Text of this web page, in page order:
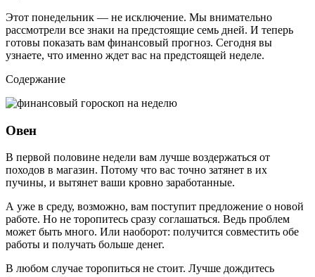
Этот понедельник — не исключение. Мы внимательно
рассмотрели все знаки на предстоящие семь дней. И теперь
готовы показать вам финансовый прогноз. Сегодня вы
узнаете, что именно ждет вас на предстоящей неделе.
Содержание
Овен
В первой половине недели вам лучше воздержаться от
походов в магазин. Потому что вас точно затянет в их
пучины, и вытянет ваши кровно заработанные.
А уже в среду, возможно, вам поступит предложение о новой
работе. Но не торопитесь сразу соглашаться. Ведь проблем
может быть много. Или наоборот: получится совместить обе
работы и получать больше денег.
В любом случае торопиться не стоит. Лучше дождитесь